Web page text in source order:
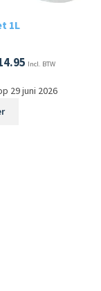
1L
Incl. BTW
29 juni 2026